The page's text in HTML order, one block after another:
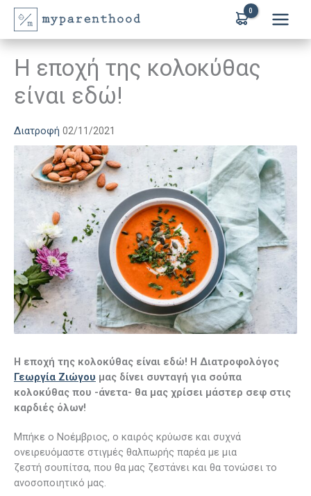
Μετάβαση
περιεχόμενο
H εποχή της κολοκύθας
είναι εδώ!
02/11/2021
Διατροφή
H εποχή της κολοκύθας είναι εδώ! Η Διατροφολόγος
Γεωργία Ζιώγου μας δίνει συνταγή για σούπα
κολοκύθας που -άνετα- θα μας χρίσει μάστερ σεφ στις
καρδιές όλων!
Μπήκε ο Νοέμβριος, ο καιρός κρύωσε και συχνά
ονειρευόμαστε στιγμές θαλπωρής παρέα με μια
ζεστή σουπίτσα, που θα μας ζεστάνει και θα τονώσει το
ανοσοποιητικό μας.